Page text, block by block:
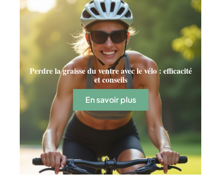
Perdre la graisse du ventre avec le vélo : efficacité
et conseils
En savoir plus